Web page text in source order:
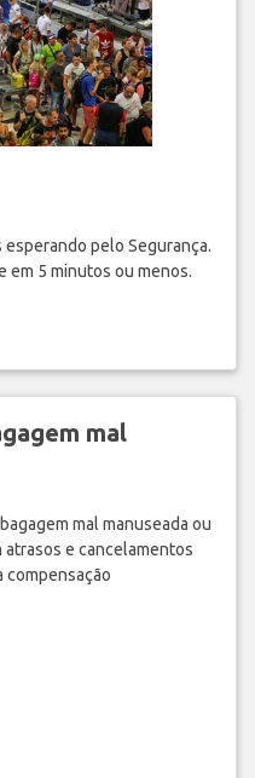
pelo Segurança.
em 5 minutos ou menos.
mal
mal manuseada ou
atrasos e cancelamentos
compensação